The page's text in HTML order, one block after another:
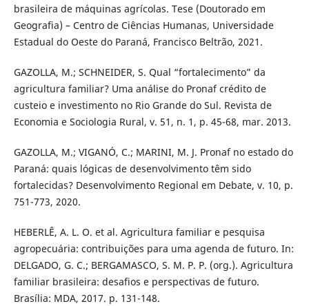
brasileira de máquinas agrícolas. Tese (Doutorado em
Geografia) – Centro de Ciências Humanas, Universidade
Estadual do Oeste do Paraná, Francisco Beltrão, 2021.
GAZOLLA, M.; SCHNEIDER, S. Qual “fortalecimento” da
agricultura familiar? Uma análise do Pronaf crédito de
custeio e investimento no Rio Grande do Sul. Revista de
Economia e Sociologia Rural, v. 51, n. 1, p. 45-68, mar. 2013.
GAZOLLA, M.; VIGANÓ, C.; MARINI, M. J. Pronaf no estado do
Paraná: quais lógicas de desenvolvimento têm sido
fortalecidas? Desenvolvimento Regional em Debate, v. 10, p.
751-773, 2020.
HEBERLÊ, A. L. O. et al. Agricultura familiar e pesquisa
agropecuária: contribuições para uma agenda de futuro. In:
DELGADO, G. C.; BERGAMASCO, S. M. P. P. (org.). Agricultura
familiar brasileira: desafios e perspectivas de futuro.
Brasília: MDA, 2017. p. 131-148.